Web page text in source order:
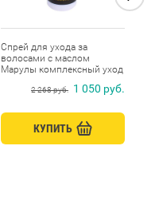
Спрей для ухода за
волосами с маслом
Марулы комплексный уход
2 268 руб. 1 050 руб.
КУПИТЬ